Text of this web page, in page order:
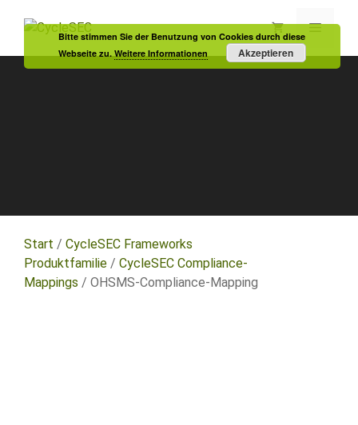
Inhalt
Menü
Start / CycleSEC Frameworks
Produktfamilie / CycleSEC Compliance-
Mappings / OHSMS-Compliance-Mapping
Bitte stimmen Sie der Benutzung von Cookies durch diese
Webseite zu.Weitere Informationen Akzeptieren